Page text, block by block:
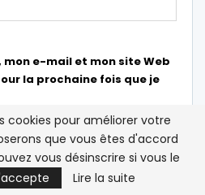
mon e-mail et mon site Web
la prochaine fois que je
cookies pour améliorer votre
que vous êtes d'accord
vous désinscrire si vous le
Lire la suite